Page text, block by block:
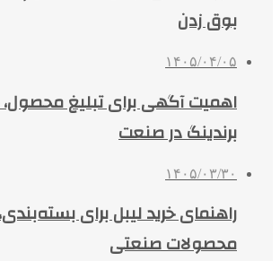
بوق زدن
۱۴۰۵/۰۴/۰۵
اهمیت آگهی برای تبلیغ
برندینگ در صنعت
۱۴۰۵/۰۳/۳۰
راهنمای خرید لیبل برای
محصولات صنعتی